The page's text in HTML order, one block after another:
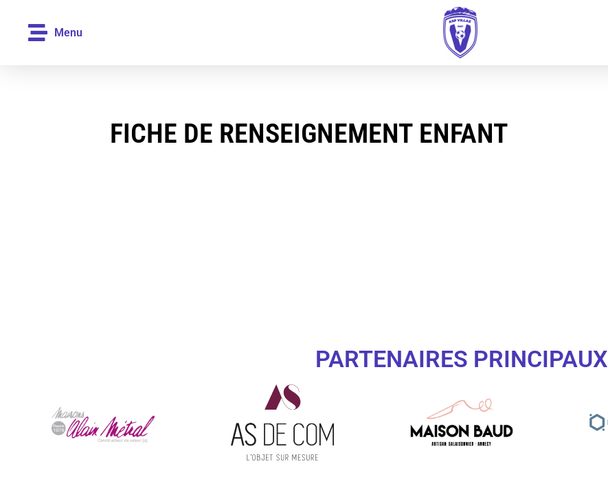
Menu
FICHE DE RENSEIGNEMENT ENFANT
PARTENAIRES PRINCIPAUX